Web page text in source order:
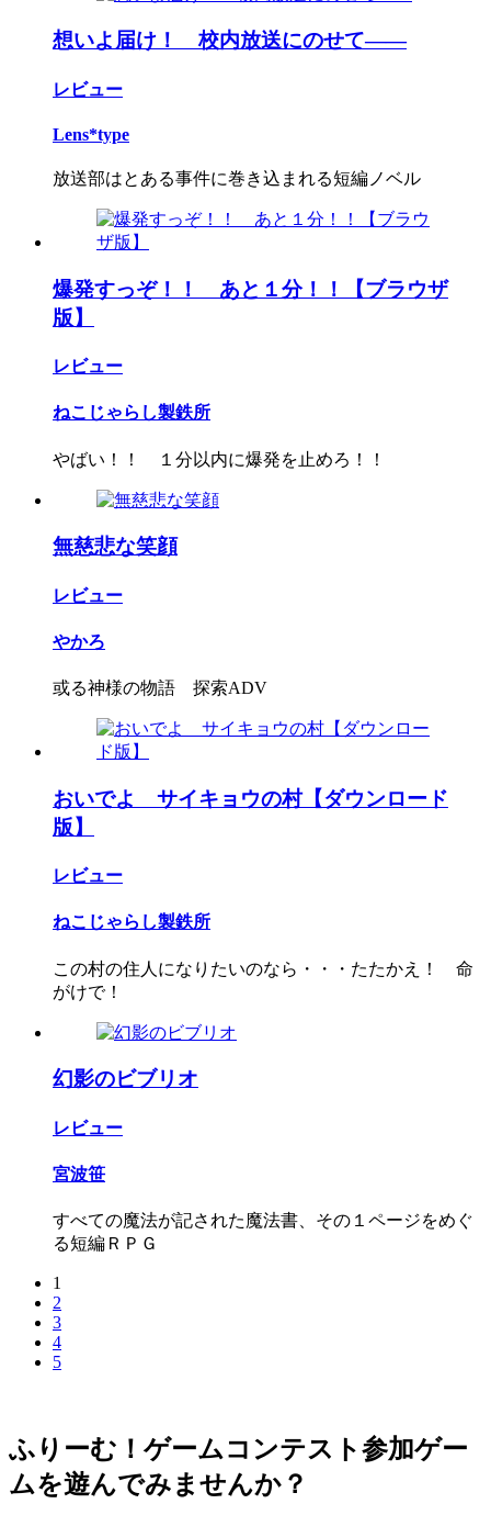
想いよ届け！ 校内放送にのせて――
レビュー
Lens*type
放送部はとある事件に巻き込まれる短編ノベル
爆発すっぞ！！ あと１分！！【ブラウザ
版】
レビュー
ねこじゃらし製鉄所
やばい！！ １分以内に爆発を止めろ！！
無慈悲な笑顔
レビュー
やかろ
或る神様の物語 探索ADV
おいでよ サイキョウの村【ダウンロード
版】
レビュー
ねこじゃらし製鉄所
この村の住人になりたいのなら・・・たたかえ！ 命
がけで！
幻影のビブリオ
レビュー
宮波笹
すべての魔法が記された魔法書、その１ページをめぐ
る短編ＲＰＧ
1
2
3
4
5
ふりーむ！ゲームコンテスト参加ゲー
ムを遊んでみませんか？